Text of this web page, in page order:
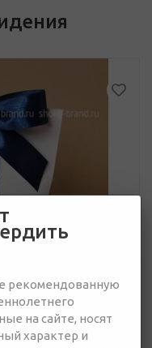
рекомендованную
на сайте, носят
характер и